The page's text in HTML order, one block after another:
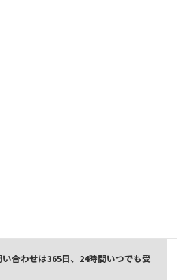
合わせは365日、24時間いつでも受